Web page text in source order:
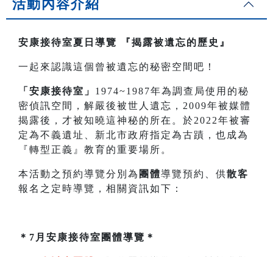
活動內容介紹
安康接待室夏日導覽 『揭露被遺忘的歷史』
一起來認識這個曾被遺忘的秘密空間吧！
「安康接待室」 1974~1987年為調查局使用的秘
密偵訊空間，解嚴後被世人遺忘，2009年被媒體
揭露後，才被知曉這神秘的所在。於2022年被審
定為不義遺址、新北市政府指定為古蹟，也成為
『轉型正義』教育的重要場所。
本活動之預約導覽分別為 團體導覽預約、供散客
報名之定時導覽，相關資訊如下：
＊7月安康接待室團體導覽＊